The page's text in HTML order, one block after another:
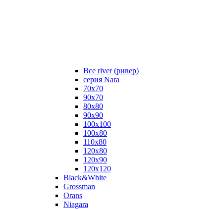
Все river (ривер)
серия Nara
70х70
90х70
80x80
90x90
100x100
100х80
110х80
120x80
120х90
120х120
Black&White
Grossman
Orans
Niagara